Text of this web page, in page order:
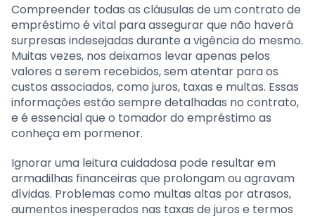
Compreender todas as cláusulas de um contrato de
empréstimo é vital para assegurar que não haverá
surpresas indesejadas durante a vigência do mesmo.
Muitas vezes, nos deixamos levar apenas pelos
valores a serem recebidos, sem atentar para os
custos associados, como juros, taxas e multas. Essas
informações estão sempre detalhadas no contrato,
e é essencial que o tomador do empréstimo as
conheça em pormenor.
Ignorar uma leitura cuidadosa pode resultar em
armadilhas financeiras que prolongam ou agravam
dívidas. Problemas como multas altas por atrasos,
aumentos inesperados nas taxas de juros e termos